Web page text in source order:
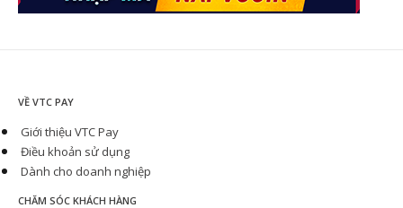
VỀ VTC PAY
Giới thiệu VTC Pay
Điều khoản sử dụng
Dành cho doanh nghiệp
CHĂM SÓC KHÁCH HÀNG